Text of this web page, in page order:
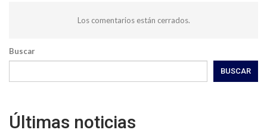
Los comentarios están cerrados.
Buscar
BUSCAR
Últimas noticias